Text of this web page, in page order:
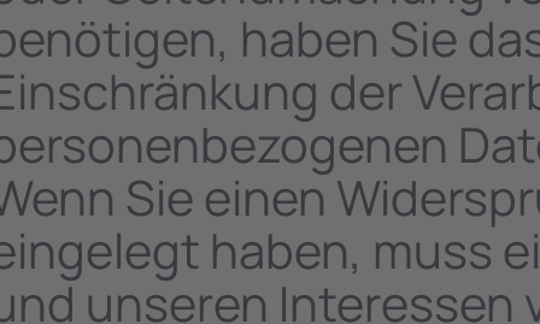
haben Sie
der
Sie einen
haben, muss
unseren Interessen